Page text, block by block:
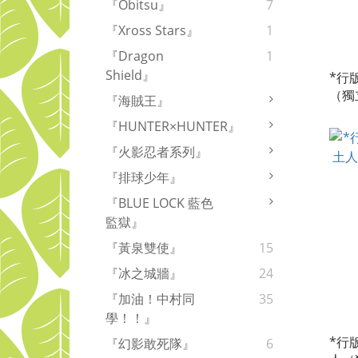
『Obitsu』
7
『Xross Stars』
1
『Dragon
Shield』
1
『海賊王』
『HUNTER×HUNTER』
『火影忍者系列』
『排球少年』
『BLUE LOCK 藍色
監獄』
『黃泉雙使』
15
『冰之城牆』
24
『加油！中村同
學！！』
35
『幻影敢死隊』 6
*行
（
*行